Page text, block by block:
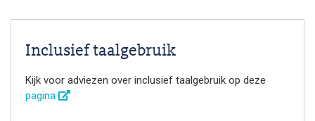
Inclusief taalgebruik
Kijk voor adviezen over inclusief taalgebruik op deze
pagina